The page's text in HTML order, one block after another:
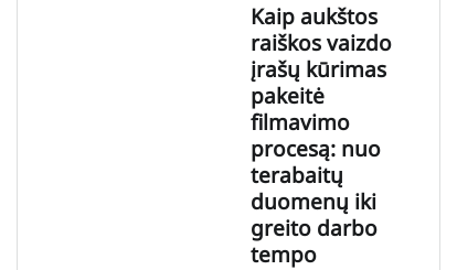
Kaip aukštos
raiškos vaizdo
įrašų kūrimas
pakeitė
filmavimo
procesą: nuo
terabaitų
duomenų iki
greito darbo
tempo